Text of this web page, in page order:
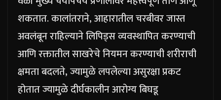
शकतात. कालांतराने, आहारातील चरबीवर जास्त
अवलंबून राहिल्याने लिपिड्स व्यवस्थापित करण्याची
आणि रक्तातील साखरेचे नियमन करण्याची शरीराची
क्षमता बदलते, ज्यामुळे लपलेल्या असुरक्षा प्रकट
होतात ज्यामुळे दीर्घकालीन आरोग्य बिघडू